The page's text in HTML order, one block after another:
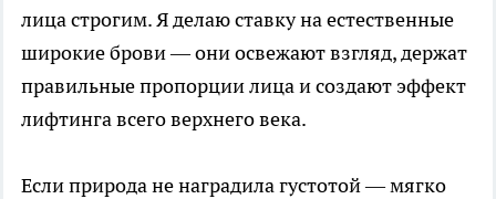
лица строгим. Я делаю ставку на естественные
широкие брови — они освежают взгляд, держат
правильные пропорции лица и создают эффект
лифтинга всего верхнего века.
Если природа не наградила густотой — мягко